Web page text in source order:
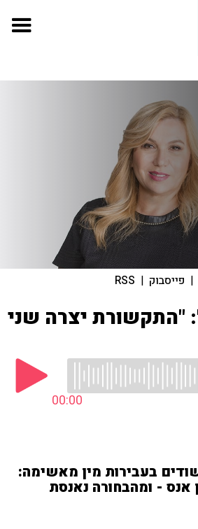
| פייסבוק |
RSS
"התקשורת יצרה שני
00:00
בעבירות מין מאשימה:
אנס - ומהבחורה נאנסת